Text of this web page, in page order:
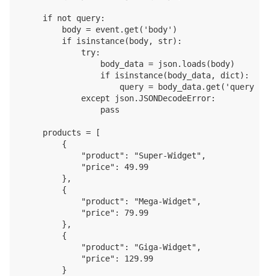
    if not query:
        body = event.get('body')
        if isinstance(body, str):
            try:
                body_data = json.loads(body)
                if isinstance(body_data, dict):
query = body_data.get('query',
            except json.JSONDecodeError:
                pass
    products = [
        {
            "product": "Super-Widget",
            "price": 49.99
        },
        {
            "product": "Mega-Widget",
            "price": 79.99
        },
        {
            "product": "Giga-Widget",
            "price": 129.99
        }